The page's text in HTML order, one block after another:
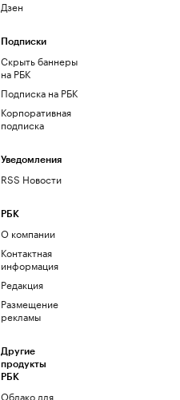
Дзен
Подписки
Скрыть баннеры
на РБК
Подписка на РБК
Корпоративная
подписка
Уведомления
RSS Новости
РБК
О компании
Контактная
информация
Редакция
Размещение
рекламы
Другие
продукты
РБК
Облако для